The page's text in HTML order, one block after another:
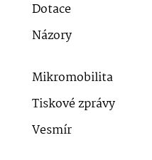
Dotace
Názory
Mikromobilita
Tiskové zprávy
Vesmír